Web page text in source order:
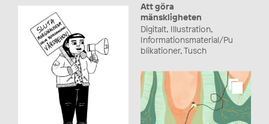
Att göra
mänskligheten
Digitalt, Illustration,
Informationsmaterial/Pu
blikationer, Tusch